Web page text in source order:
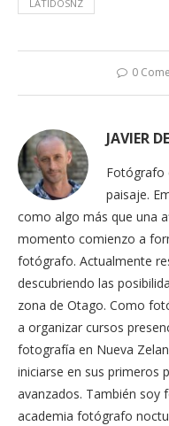
LATIDOSNZ
0
JAVIER
Fotógrafo
paisaje.
como algo más que una
momento comienzo a
fotógrafo. Actualmente
descubriendo las
zona de Otago. Como
a organizar cursos
fotografía en Nueva
iniciarse en sus primeros
avanzados. También
academia fotógrafo